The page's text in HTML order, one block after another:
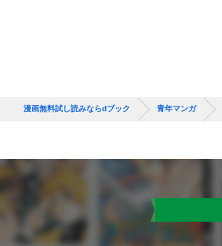
漫画無料試し読みならdブック 青年マンガ